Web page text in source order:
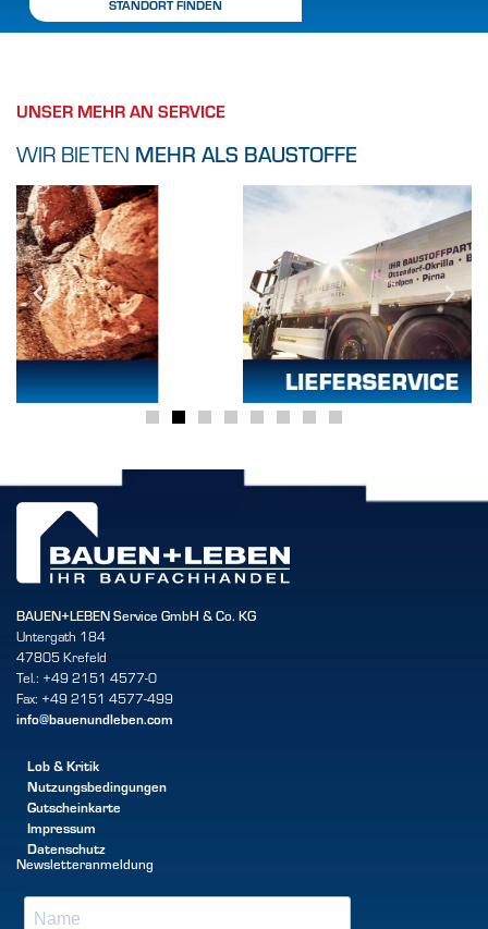
STANDORT FINDEN
UNSER MEHR AN SERVICE
WIR BIETEN MEHR ALS BAUSTOFFE
BAUEN+LEBEN Service GmbH & Co. KG
Untergath 184
47805 Krefeld
Tel.: +49 2151 4577-0
Fax: +49 2151 4577-499
info@bauenundleben.com
Lob & Kritik
Nutzungsbedingungen
Gutscheinkarte
Impressum
Datenschutz
Newsletteranmeldung